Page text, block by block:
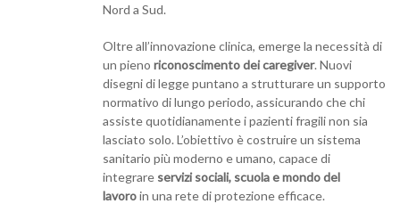
Nord a Sud.
Oltre all’innovazione clinica, emerge la necessità di
un pieno riconoscimento dei caregiver. Nuovi
disegni di legge puntano a strutturare un supporto
normativo di lungo periodo, assicurando che chi
assiste quotidianamente i pazienti fragili non sia
lasciato solo. L’obiettivo è costruire un sistema
sanitario più moderno e umano, capace di
integrare servizi sociali, scuola e mondo del
lavoroin una rete di protezione efficace.